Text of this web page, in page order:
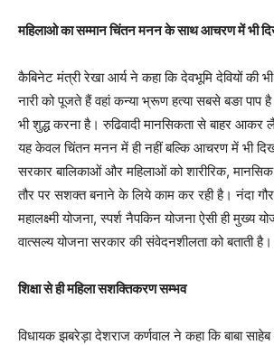
महिलाओ का सम्मान चिंतन मनन के साथ आचरण में भी
कैबिनेट मंत्री रेखा आर्य ने कहा कि देवभूमि देवियों की
नारी को पूजते हैं वहां कन्या भ्रूण हत्या सबसे बङा पाप
भी शुद्ध करना है। रुढिवादी मानसिकता से बाहर आकर
यह केवल चिंतन मनन में ही नहीं बल्कि आचरण में भी
सरकार बालिकाओं और महिलाओं को शारीरिक,
तौर पर सशक्त बनाने के लिये काम कर रही है। नंदा
महालक्ष्मी योजना, स्पर्श नैपकिन योजना ऐसी ही मुख्य
वात्सल्य योजना सरकार की संवेदनशीलता को बताती है।
शिक्षा से ही महिला सशक्तिकरण सम्भव
विधायक झबरेड़ा देशराज कर्णवाल ने कहा कि बाबा